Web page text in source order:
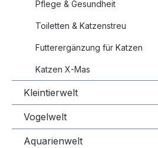
Pflege & Gesundheit
Toiletten & Katzenstreu
Futterergänzung für Katzen
Katzen X-Mas
Kleintierwelt
Vogelwelt
Aquarienwelt